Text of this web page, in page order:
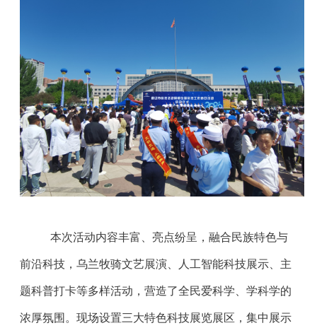
本次活动内容丰富、亮点纷呈，融合民族特色与
前沿科技，乌兰牧骑文艺展演、人工智能科技展示、主
题科普打卡等多样活动，营造了全民爱科学、学科学的
浓厚氛围。现场设置三大特色科技展览展区，集中展示